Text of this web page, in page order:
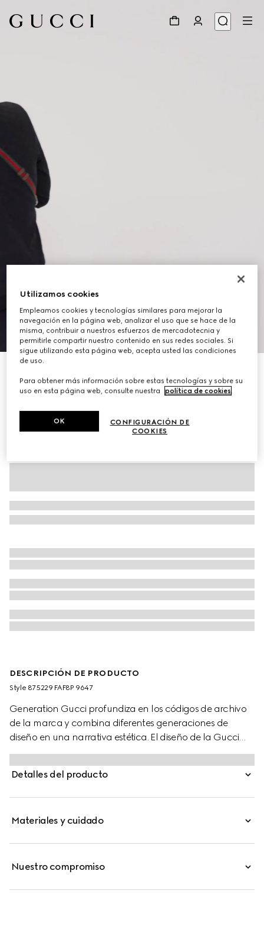
11
€ 1.300
Variacionesarena y lona GG marrón
DESCRIPCIÓN DE PRODUCTO
Style ‎875229 FAF8P 9647
Generation Gucci profundiza en los códigos de archivo
de la marca y combina diferentes generaciones de
diseño en una narrativa estética. El diseño de la Gucci
Tag se mueve al ritmo de la ciudad y más allá. La lona
GG, inmediatamente reconocible, aparece en una
versátil silueta de bolso cruzado, enriquecida aún más
Detalles del producto
Materiales y cuidado
Nuestro compromiso
Utilizamos cookies
Empleamos cookies y tecnologías similares para mejorar la
navegación en la página web, analizar el uso que se hace de la
misma, contribuir a nuestros esfuerzos de mercadotecnia y
permitirle compartir nuestro contenido en sus redes sociales. Si
sigue utilizando esta página web, acepta usted las condiciones
de uso.
Para obtener más información sobre estas tecnologías y sobre su
uso en esta página web, consulte nuestra
política de cookies.
CONFIGURACIÓN DE
COOKIES
OK